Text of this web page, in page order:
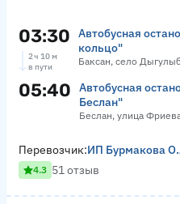
03:30
Автобусная
кольцо"
Баксан, село
2 ч 10 м
в пути
05:40
Автобусная
Беслан"
Беслан, улица
Перевозчик:ИП Бурмакова
4.3 51 отзыв